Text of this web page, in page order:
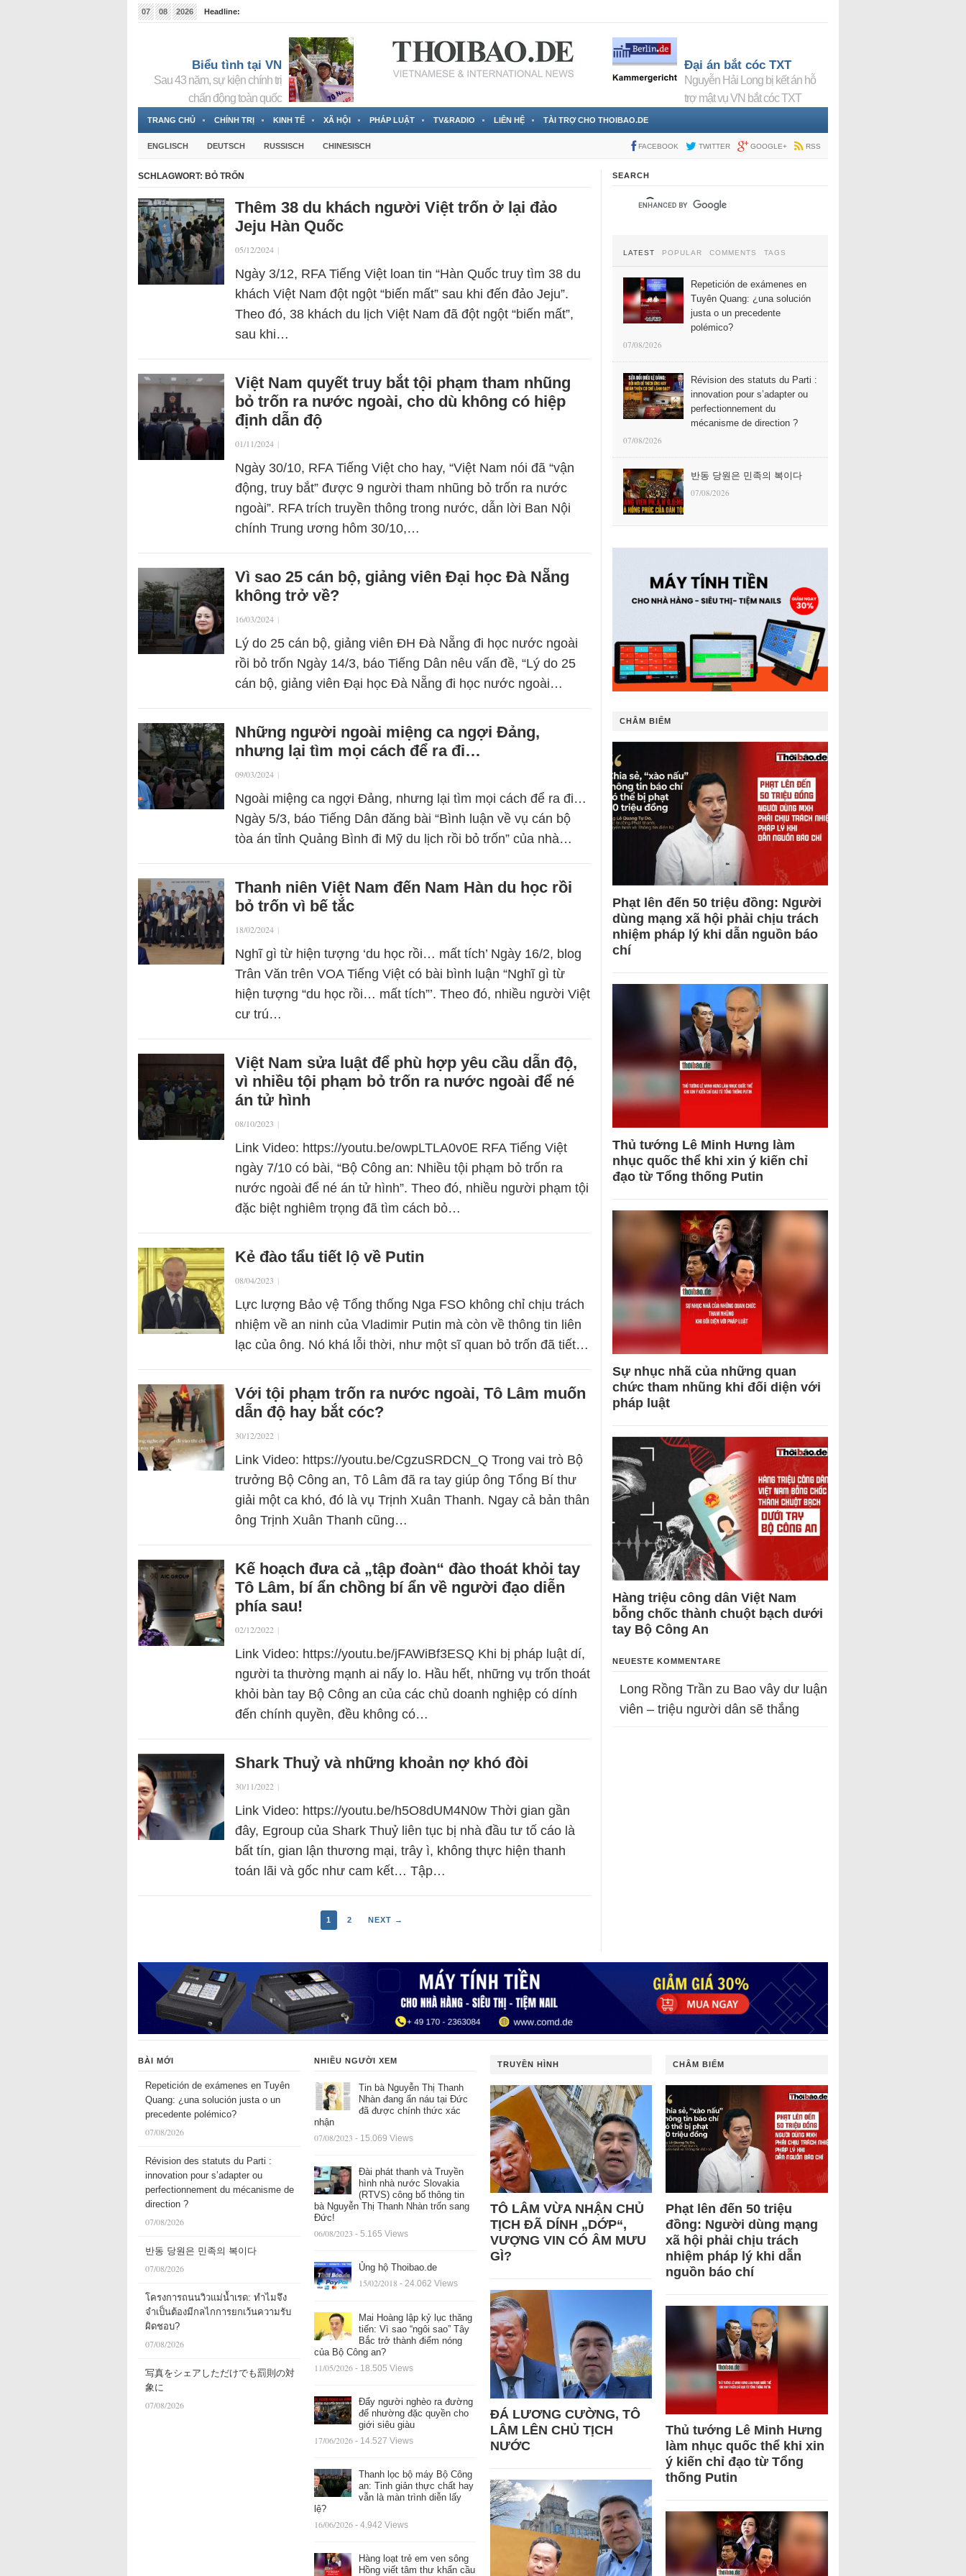
07 08 2026
Headline:
Biểu tình tại VN
Sau 43 năm, sự kiện chính trị
chấn động toàn quốc
Đại án bắt cóc TXT
Nguyễn Hải Long bị kết án hỗ
trợ mật vụ VN bắt cóc TXT
TRANG CHỦ CHÍNH TRỊ KINH TẾ XÃ HỘI PHÁP LUẬT TV&RADIO LIÊN HỆ TÀI TRỢ CHO THOIBAO.DE
ENGLISCH DEUTSCH RUSSISCH CHINESISCH FACEBOOK TWITTER GOOGLE+ RSS
SCHLAGWORT: BỎ TRỐN
Thêm 38 du khách người Việt trốn ở lại đảo
Jeju Hàn Quốc
05/12/2024 |
Ngày 3/12, RFA Tiếng Việt loan tin “Hàn Quốc truy tìm 38 du
khách Việt Nam đột ngột “biến mất” sau khi đến đảo Jeju”.
Theo đó, 38 khách du lịch Việt Nam đã đột ngột “biến mất”,
sau khi…
Việt Nam quyết truy bắt tội phạm tham nhũng
bỏ trốn ra nước ngoài, cho dù không có hiệp
định dẫn độ
01/11/2024 |
Ngày 30/10, RFA Tiếng Việt cho hay, “Việt Nam nói đã “vận
động, truy bắt” được 9 người tham nhũng bỏ trốn ra nước
ngoài”. RFA trích truyền thông trong nước, dẫn lời Ban Nội
chính Trung ương hôm 30/10,…
Vì sao 25 cán bộ, giảng viên Đại học Đà Nẵng
không trở về?
16/03/2024 |
Lý do 25 cán bộ, giảng viên ĐH Đà Nẵng đi học nước ngoài
rồi bỏ trốn Ngày 14/3, báo Tiếng Dân nêu vấn đề, “Lý do 25
cán bộ, giảng viên Đại học Đà Nẵng đi học nước ngoài…
Những người ngoài miệng ca ngợi Đảng,
nhưng lại tìm mọi cách để ra đi…
09/03/2024 |
Ngoài miệng ca ngợi Đảng, nhưng lại tìm mọi cách để ra đi…
Ngày 5/3, báo Tiếng Dân đăng bài “Bình luận về vụ cán bộ
tòa án tỉnh Quảng Bình đi Mỹ du lịch rồi bỏ trốn” của nhà…
Thanh niên Việt Nam đến Nam Hàn du học rồi
bỏ trốn vì bế tắc
18/02/2024 |
Nghĩ gì từ hiện tượng ‘du học rồi… mất tích’ Ngày 16/2, blog
Trân Văn trên VOA Tiếng Việt có bài bình luận “Nghĩ gì từ
hiện tượng “du học rồi… mất tích”’. Theo đó, nhiều người Việt
cư trú…
Việt Nam sửa luật để phù hợp yêu cầu dẫn độ,
vì nhiều tội phạm bỏ trốn ra nước ngoài để né
án tử hình
08/10/2023 |
Link Video: https://youtu.be/owpLTLA0v0E RFA Tiếng Việt
ngày 7/10 có bài, “Bộ Công an: Nhiều tội phạm bỏ trốn ra
nước ngoài để né án tử hình”. Theo đó, nhiều người phạm tội
đặc biệt nghiêm trọng đã tìm cách bỏ…
Kẻ đào tẩu tiết lộ về Putin
08/04/2023 |
Lực lượng Bảo vệ Tổng thống Nga FSO không chỉ chịu trách
nhiệm về an ninh của Vladimir Putin mà còn về thông tin liên
lạc của ông. Nó khá lỗi thời, như một sĩ quan bỏ trốn đã tiết…
Với tội phạm trốn ra nước ngoài, Tô Lâm muốn
dẫn độ hay bắt cóc?
30/12/2022 |
Link Video: https://youtu.be/CgzuSRDCN_Q Trong vai trò Bộ
trưởng Bộ Công an, Tô Lâm đã ra tay giúp ông Tổng Bí thư
giải một ca khó, đó là vụ Trịnh Xuân Thanh. Ngay cả bản thân
ông Trịnh Xuân Thanh cũng…
Kế hoạch đưa cả „tập đoàn“ đào thoát khỏi tay
Tô Lâm, bí ẩn chồng bí ẩn về người đạo diễn
phía sau!
02/12/2022 |
Link Video: https://youtu.be/jFAWiBf3ESQ Khi bị pháp luật dí,
người ta thường mạnh ai nấy lo. Hầu hết, những vụ trốn thoát
khỏi bàn tay Bộ Công an của các chủ doanh nghiệp có dính
đến chính quyền, đều không có…
Shark Thuỷ và những khoản nợ khó đòi
30/11/2022 |
Link Video: https://youtu.be/h5O8dUM4N0w Thời gian gần
đây, Egroup của Shark Thuỷ liên tục bị nhà đầu tư tố cáo là
bất tín, gian lận thương mại, trây ì, không thực hiện thanh
toán lãi và gốc như cam kết… Tập…
1 2 NEXT →
SEARCH
LATEST POPULAR COMMENTS TAGS
Repetición de exámenes en
Tuyên Quang: ¿una solución
justa o un precedente
polémico?
07/08/2026
Révision des statuts du Parti :
innovation pour s’adapter ou
perfectionnement du
mécanisme de direction ?
07/08/2026
반동 당원은 민족의 복이다
07/08/2026
CHÂM BIẾM
Phạt lên đến 50 triệu đồng: Người
dùng mạng xã hội phải chịu trách
nhiệm pháp lý khi dẫn nguồn báo
chí
Thủ tướng Lê Minh Hưng làm
nhục quốc thể khi xin ý kiến chỉ
đạo từ Tổng thống Putin
Sự nhục nhã của những quan
chức tham nhũng khi đối diện với
pháp luật
Hàng triệu công dân Việt Nam
bỗng chốc thành chuột bạch dưới
tay Bộ Công An
NEUESTE KOMMENTARE
Long Rồng Trần zu Bao vây dư luận
viên – triệu người dân sẽ thắng
BÀI MỚI
Repetición de exámenes en Tuyên
Quang: ¿una solución justa o un
precedente polémico?
07/08/2026
Révision des statuts du Parti :
innovation pour s’adapter ou
perfectionnement du mécanisme de
direction ?
07/08/2026
반동 당원은 민족의 복이다
07/08/2026
โครงการถนนวิวแม่น้ำเรด: ทำไมจึง
จำเป็นต้องมีกลไกการยกเว้นความรับ
ผิดชอบ?
07/08/2026
写真をシェアしただけでも罰則の対
象に
07/08/2026
NHIỀU NGƯỜI XEM
Tin bà Nguyễn Thị Thanh
Nhàn đang ẩn náu tại Đức
đã được chính thức xác
nhận
07/08/2023 - 15.069 Views
Đài phát thanh và Truyền
hình nhà nước Slovakia
(RTVS) công bố thông tin
bà Nguyễn Thị Thanh Nhàn trốn sang
Đức!
06/08/2023 - 5.165 Views
Ủng hộ Thoibao.de
15/02/2018 - 24.062 Views
Mai Hoàng lập kỷ lục thăng
tiến: Vì sao “ngôi sao” Tây
Bắc trở thành điểm nóng
của Bộ Công an?
11/05/2026 - 18.505 Views
Đẩy người nghèo ra đường
để nhường đặc quyền cho
giới siêu giàu
17/06/2026 - 14.527 Views
Thanh lọc bộ máy Bộ Công
an: Tinh giản thực chất hay
vẫn là màn trình diễn lấy
lệ?
16/06/2026 - 4.942 Views
Hàng loạt trẻ em ven sông
Hồng viết tâm thư khẩn cầu
TRUYỀN HÌNH
TÔ LÂM VỪA NHẬN CHỦ
TỊCH ĐÃ DÍNH „DỚP“,
VƯỢNG VIN CÓ ÂM MƯU
GÌ?
ĐÁ LƯƠNG CƯỜNG, TÔ
LÂM LÊN CHỦ TỊCH
NƯỚC
CHÂM BIẾM
Phạt lên đến 50 triệu
đồng: Người dùng mạng
xã hội phải chịu trách
nhiệm pháp lý khi dẫn
nguồn báo chí
Thủ tướng Lê Minh Hưng
làm nhục quốc thể khi xin
ý kiến chỉ đạo từ Tổng
thống Putin